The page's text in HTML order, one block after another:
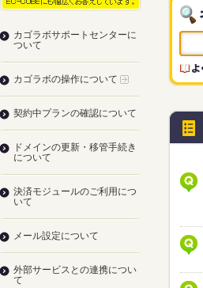
カゴラボサポートセンターに
ついて
カゴラボの操作について
契約中プランの確認について
ドメインの更新・移管手続き
について
決済モジュールのご利用につ
いて
メール設定について
外部サービスとの連携につい
て